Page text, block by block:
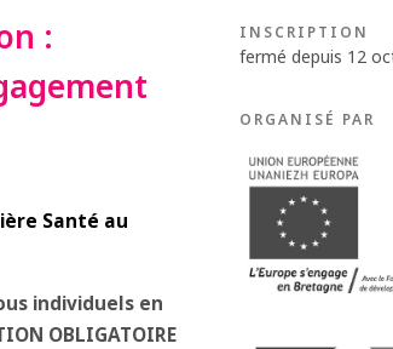
:
Santé au
individuels en
OBLIGATOIRE
INSCRIPTION
fermé depuis 12
ORGANISÉ PAR